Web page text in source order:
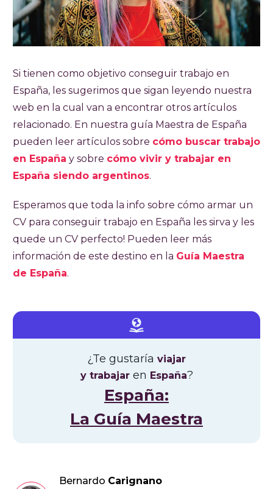
Si tienen como objetivo conseguir trabajo en
España, les sugerimos que sigan leyendo nuestra
web en la cual van a encontrar otros artículos
relacionado. En nuestra guía Maestra de España
pueden leer artículos sobre cómo buscar trabajo
en España y sobre cómo vivir y trabajar en
España siendo argentinos.
Esperamos que toda la info sobre cómo armar un
CV para conseguir trabajo en España les sirva y les
quede un CV perfecto! Pueden leer más
información de este destino en la Guía Maestra
de España.
¿Te gustaría viajar
y trabajaren España?
España:
La Guía Maestra
Bernardo Carignano